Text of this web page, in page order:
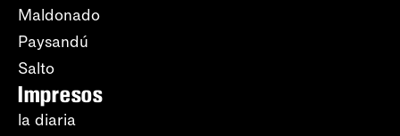
Maldonado
Paysandú
Salto
Impresos
la diaria